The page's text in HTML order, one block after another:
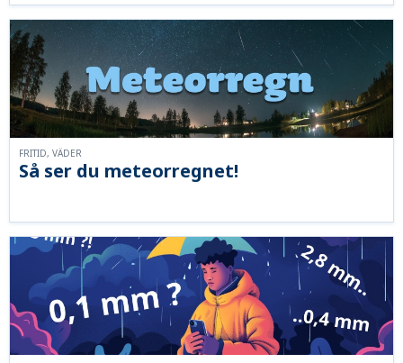
Så ser du meteorregnet!
FRITID, VÄDER